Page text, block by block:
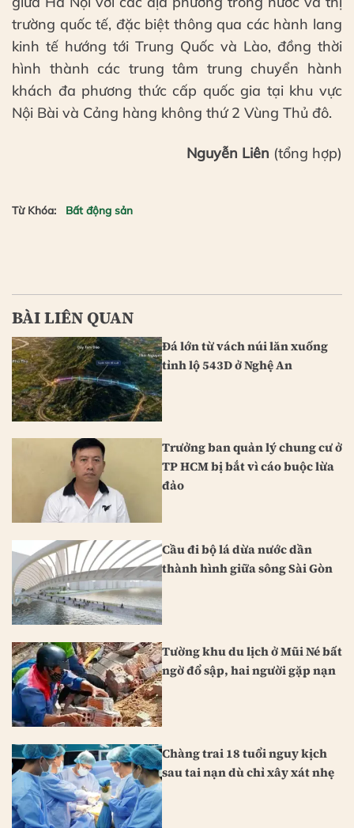
trường quốc tế, đặc biệt thông qua các hành lang
kinh tế hướng tới Trung Quốc và Lào, đồng thời
hình thành các trung tâm trung chuyển hành
khách đa phương thức cấp quốc gia tại khu vực
Nội Bài và Cảng hàng không thứ 2 Vùng Thủ đô.
Nguyễn Liên (tổng hợp)
Từ Khóa: Bất động sản
BÀI LIÊN QUAN
Đá lớn từ vách núi lăn xuống
tỉnh lộ 543D ở Nghệ An
Trưởng ban quản lý chung cư ở
TP HCM bị bắt vì cáo buộc lừa
đảo
Cầu đi bộ lá dừa nước dần
thành hình giữa sông Sài Gòn
Tường khu du lịch ở Mũi Né bất
ngờ đổ sập, hai người gặp nạn
Chàng trai 18 tuổi nguy kịch
sau tai nạn dù chỉ xây xát nhẹ